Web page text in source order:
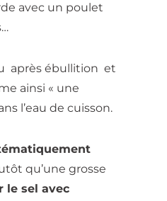
avec un poulet
après ébullition et
ainsi « une
l’eau de cuisson.
qu’une grosse
le sel avec